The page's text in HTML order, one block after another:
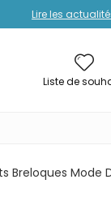
Lire les
Liste de
Breloques Mode